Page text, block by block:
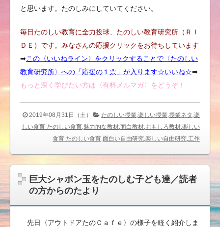
と思います。たのしみにしていてください。
毎日たのしい教育に全力投球、たのしい教育研究所（ＲＩ
ＤＥ）です。みなさんの応援クリックをお待ちしています
➡︎この〈いいねライン〉をクリックすることで〈たのしい
教育研究所〉への「応援の１票」が入ります☆いいね☆➡︎
もっと深く学びたい方は〈有料メルマガ〉をどうぞ！
2019年08月31日（土）
たのしい授業,楽しい授業,授業ネタ,楽
しい食育 たのしい食育,魅力的な教材,面白教材,おもしろ教材,楽しい
食育 たのしい食育,面白い自由研究,楽しい自由研究,工作
巨大シャボン玉をたのしむ子ども達／読者
の方からのたより
先日〈アウトドアたのＣａｆｅ〉の様子を軽く紹介しま